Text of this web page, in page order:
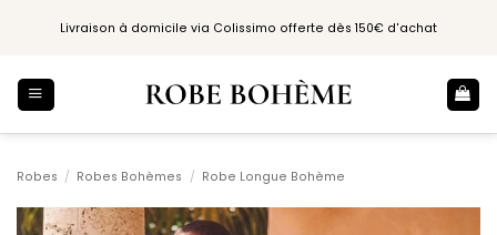
Livraison à domicile via Colissimo offerte dès 150€ d'achat
Robes / Robes Bohèmes / Robe Longue Bohème